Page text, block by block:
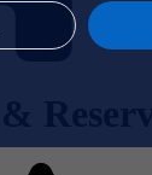
Reserve